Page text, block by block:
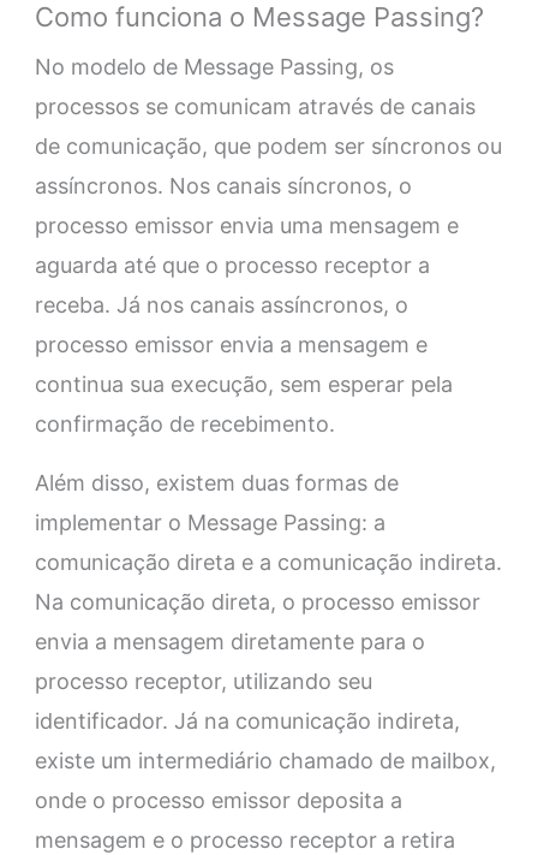
Como funciona o Message Passing?
No modelo de Message Passing, os
processos se comunicam através de canais
de comunicação, que podem ser síncronos ou
assíncronos. Nos canais síncronos, o
processo emissor envia uma mensagem e
aguarda até que o processo receptor a
receba. Já nos canais assíncronos, o
processo emissor envia a mensagem e
continua sua execução, sem esperar pela
confirmação de recebimento.
Além disso, existem duas formas de
implementar o Message Passing: a
comunicação direta e a comunicação indireta.
Na comunicação direta, o processo emissor
envia a mensagem diretamente para o
processo receptor, utilizando seu
identificador. Já na comunicação indireta,
existe um intermediário chamado de mailbox,
onde o processo emissor deposita a
mensagem e o processo receptor a retira